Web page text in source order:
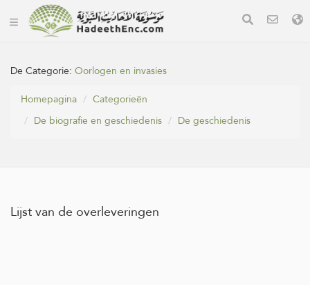
De Categorie:Oorlogen en invasies
Homepagina
Categorieën
De biografie en geschiedenis
De geschiedenis
Lijst van de overleveringen